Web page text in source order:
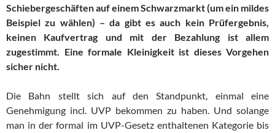
Schiebergeschäften auf einem Schwarzmarkt (um ein mildes
Beispiel zu wählen) – da gibt es auch kein Prüfergebnis,
keinen Kaufvertrag und mit der Bezahlung ist allem
zugestimmt. Eine formale Kleinigkeit ist dieses Vorgehen
sicher nicht.
Die Bahn stellt sich auf den Standpunkt, einmal eine
Genehmigung incl. UVP bekommen zu haben. Und solange
man in der formal im UVP-Gesetz enthaltenen Kategorie bis